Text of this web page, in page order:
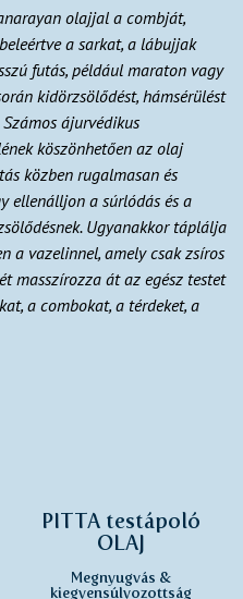
olajjal a combját,
a sarkat, a lábujjak
futás, például maraton vagy
kidörzsölődést, hámsérülést
ájurvédikus
köszönhetően az olaj
közben rugalmasan és
ellenálljon a súrlódás és a
Ugyanakkor táplálja
a vazelinnel, amely csak zsíros
masszírozza át az egész testet
a combokat, a térdeket, a
PITTA testápoló
OLAJ
Megnyugvás &
kiegyensúlyozottság